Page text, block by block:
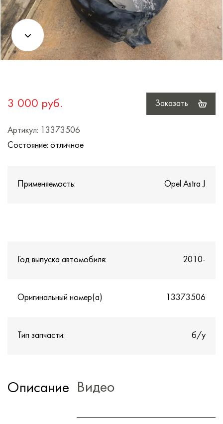
3 000 руб. Заказать
Артикул: 13373506
Состояние: отличное
Применяемость: Opel Astra J
Год выпуска автомобиля: 2010-
Оригинальный номер(а) 13373506
Тип запчасти: б/у
Описание Видео